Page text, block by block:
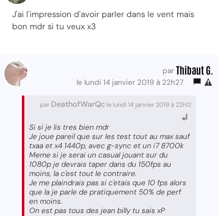
J'ai l'impression d'avoir parler dans le vent mais
bon mdr si tu veux x3
par Thibaut G.
le lundi 14 janvier 2019 à 22h27
par DeathofWarQc le lundi 14 janvier 2019 à 22h12
Si si je lis tres bien mdr
Je joue pareil que sur les test tout au max sauf
txaa et x4 1440p, avec g-sync et un i7 8700k
Meme si je serai un casual jouant sur du
1080p je devrais taper dans du 150fps au
moins, la c'est tout le contraire.
Je me plaindrais pas si c'etais que 10 fps alors
que la je parle de pratiquement 50% de perf
en moins.
On est pas tous des jean billy tu sais xP